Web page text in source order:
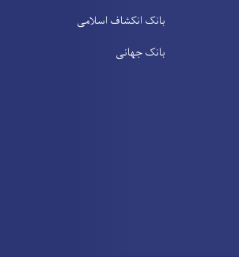
بانک انکشاف اسلامی
بانک جهانی